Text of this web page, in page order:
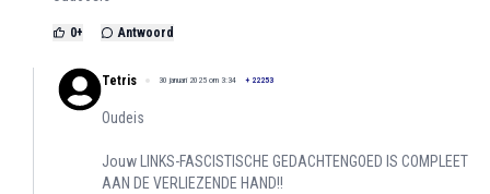
0+ Antwoord
Tetris 30 januari 2025 om 3:34 + 22253
Oudeis
Jouw LINKS-FASCISTISCHE GEDACHTENGOED IS COMPLEET
AAN DE VERLIEZENDE HAND!!